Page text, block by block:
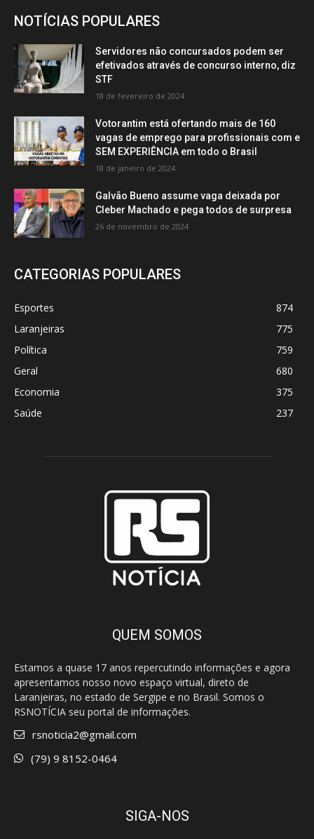
NOTÍCIAS POPULARES
Servidores não concursados podem ser
efetivados através de concurso interno, diz
STF
18 de fevereiro de 2024
Votorantim está ofertando mais de 160
vagas de emprego para profissionais com e
SEM EXPERIÊNCIA em todo o Brasil
18 de janeiro de 2024
Galvão Bueno assume vaga deixada por
Cleber Machado e pega todos de surpresa
26 de novembro de 2024
CATEGORIAS POPULARES
Esportes
874
Laranjeiras
775
Política
759
Geral
680
Economia
375
Saúde
237
QUEM SOMOS
Estamos a quase 17 anos repercutindo informações e agora
apresentamos nosso novo espaço virtual, direto de
Laranjeiras, no estado de Sergipe e no Brasil. Somos o
RSNOTÍCIA seu portal de informações.
rsnoticia2@gmail.com
(79) 9 8152-0464
SIGA-NOS